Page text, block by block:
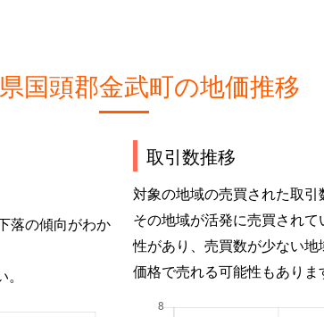
国頭郡金武町の地価推移
落の傾向がわか
取引数推移
対象の地域の売買された取
その地域が活発に売買され
性があり、売買数が少ない
価格で売れる可能性もありま